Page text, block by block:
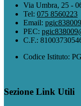
Via Umbra, 25 -
Tel: 075 8560223
Email:
PEC:
C.F.:
Codice Istituto:
Sezione Link Utili